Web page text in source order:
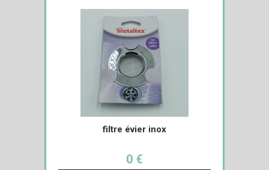
filtre évier inox
0 €